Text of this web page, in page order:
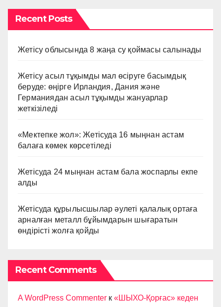
Recent Posts
Жетісу облысында 8 жаңа су қоймасы салынады
Жетісу асыл тұқымды мал өсіруге басымдық
беруде: өңірге Ирландия, Дания және
Германиядан асыл тұқымды жануарлар
жеткізіледі
«Мектепке жол»: Жетісуда 16 мыңнан астам
балаға көмек көрсетіледі
Жетісуда 24 мыңнан астам бала жоспарлы екпе
алды
Жетісуда құрылысшылар әулеті қалалық ортаға
арналған металл бұйымдарын шығаратын
өндірісті жолға қойды
Recent Comments
A WordPress Commenter к «ШЫХО-Қорғас» кеден